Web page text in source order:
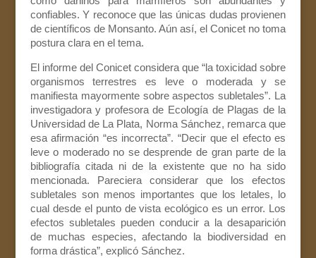
confiables. Y reconoce que las únicas dudas provienen
de científicos de Monsanto. Aún así, el Conicet no toma
postura clara en el tema.
El informe del Conicet considera que “la toxicidad sobre
organismos terrestres es leve o moderada y se
manifiesta mayormente sobre aspectos subletales”. La
investigadora y profesora de Ecología de Plagas de la
Universidad de La Plata, Norma Sánchez, remarca que
esa afirmación “es incorrecta”. “Decir que el efecto es
leve o moderado no se desprende de gran parte de la
bibliografía citada ni de la existente que no ha sido
mencionada. Pareciera considerar que los efectos
subletales son menos importantes que los letales, lo
cual desde el punto de vista ecológico es un error. Los
efectos subletales pueden conducir a la desaparición
de muchas especies, afectando la biodiversidad en
forma drástica”, explicó Sánchez.